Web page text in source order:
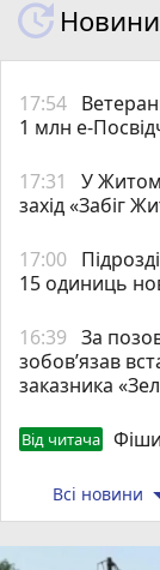
17:54
1 млн е-
17:31
У
захід «Забіг
17:00
15 одиниць
16:39 За
зобов’язав
заказника
Від читача
Всі новини